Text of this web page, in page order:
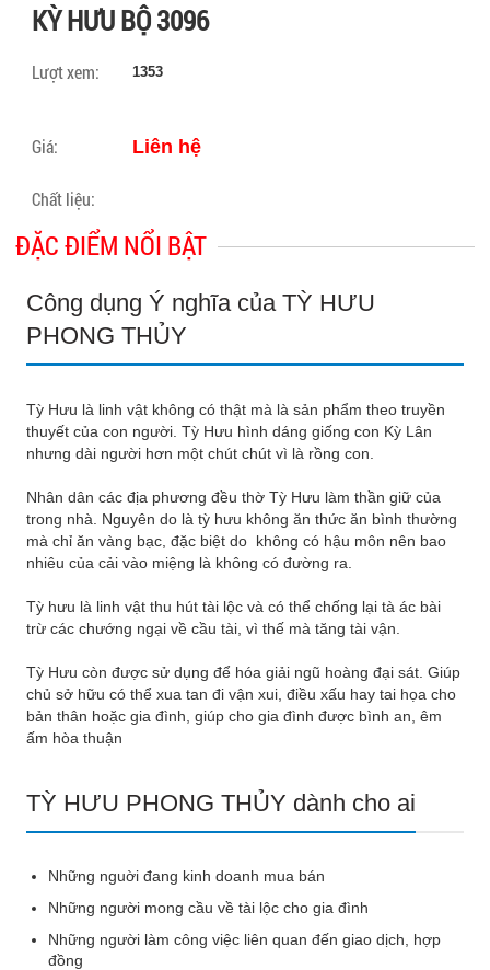
KỲ HƯU BỘ 3096
Lượt xem: 1353
Giá: Liên hệ
Chất liệu:
ĐẶC ĐIỂM NỔI BẬT
Công dụng Ý nghĩa của TỲ HƯU
PHONG THỦY
Tỳ Hưu là linh vật không có thật mà là sản phẩm theo truyền
thuyết của con người. Tỳ Hưu hình dáng giống con Kỳ Lân
nhưng dài người hơn một chút chút vì là rồng con.
Nhân dân các địa phương đều thờ Tỳ Hưu làm thần giữ của
trong nhà. Nguyên do là tỳ hưu không ăn thức ăn bình thường
mà chỉ ăn vàng bạc, đặc biệt do không có hậu môn nên bao
nhiêu của cải vào miệng là không có đường ra.
Tỳ hưu là linh vật thu hút tài lộc và có thể chống lại tà ác bài
trừ các chướng ngại về cầu tài, vì thế mà tăng tài vận.
Tỳ Hưu còn được sử dụng để hóa giải ngũ hoàng đại sát. Giúp
chủ sở hữu có thể xua tan đi vận xui, điều xấu hay tai họa cho
bản thân hoặc gia đình, giúp cho gia đình được bình an, êm
ấm hòa thuận
TỲ HƯU PHONG THỦY dành cho ai
Những nguời đang kinh doanh mua bán
Những người mong cầu về tài lộc cho gia đình
Những người làm công việc liên quan đến giao dịch, hợp
đồng